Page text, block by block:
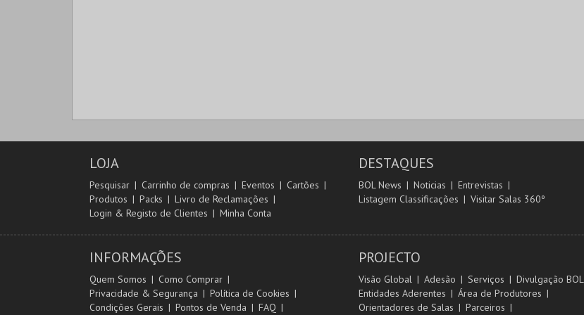
LOJA
Pesquisar Carrinho de compras Eventos
Cartões
Produtos
Packs
Livro de Reclamações
Login & Registo de Clientes
Minha Conta
DESTAQUES
BOL News Noticias
Entrevistas
Listagem Classificações
Visitar Salas 360º
INFORMAÇÕES
Quem Somos
Como Comprar
Privacidade & Segurança
Política de Cookies
Condições Gerais
Pontos de Venda FAQ
PROJECTO
Visão Global Adesão Serviços
Divulgação BOL
Entidades Aderentes
Área de Produtores
Orientadores de Salas
Parceiros